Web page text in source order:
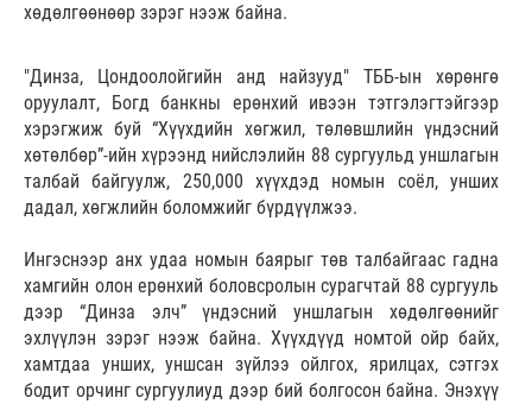
хөдөлгөөнөөр зэрэг нээж байна.
"Динза, Цондоолойгийн анд найзууд" ТББ-ын хөрөнгө
оруулалт, Богд банкны ерөнхий ивээн тэтгэлэгтэйгээр
хэрэгжиж буй “Хүүхдийн хөгжил, төлөвшлийн үндэсний
хөтөлбөр”-ийн хүрээнд нийслэлийн 88 сургуульд уншлагын
талбай байгуулж, 250,000 хүүхдэд номын соёл, унших
дадал, хөгжлийн боломжийг бүрдүүлжээ.
Ингэснээр анх удаа номын баярыг төв талбайгаас гадна
хамгийн олон ерөнхий боловсролын сурагчтай 88 сургууль
дээр “Динза элч” үндэсний уншлагын хөдөлгөөнийг
эхлүүлэн зэрэг нээж байна. Хүүхдүүд номтой ойр байх,
хамтдаа унших, уншсан зүйлээ ойлгох, ярилцах, сэтгэх
бодит орчинг сургуулиуд дээр бий болгосон байна. Энэхүү